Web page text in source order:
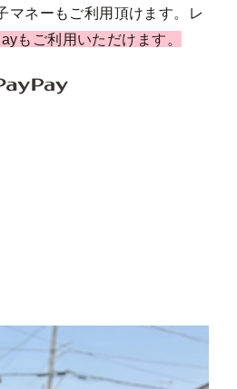
マネーもご利用頂けます。レ
もご利用いただけます。